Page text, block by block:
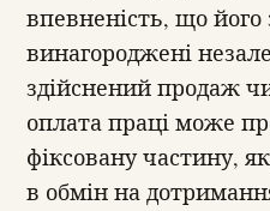
впевненість, що його
винагороджені
здійснений продаж
оплата праці може
фіксовану частину,
в обмін на